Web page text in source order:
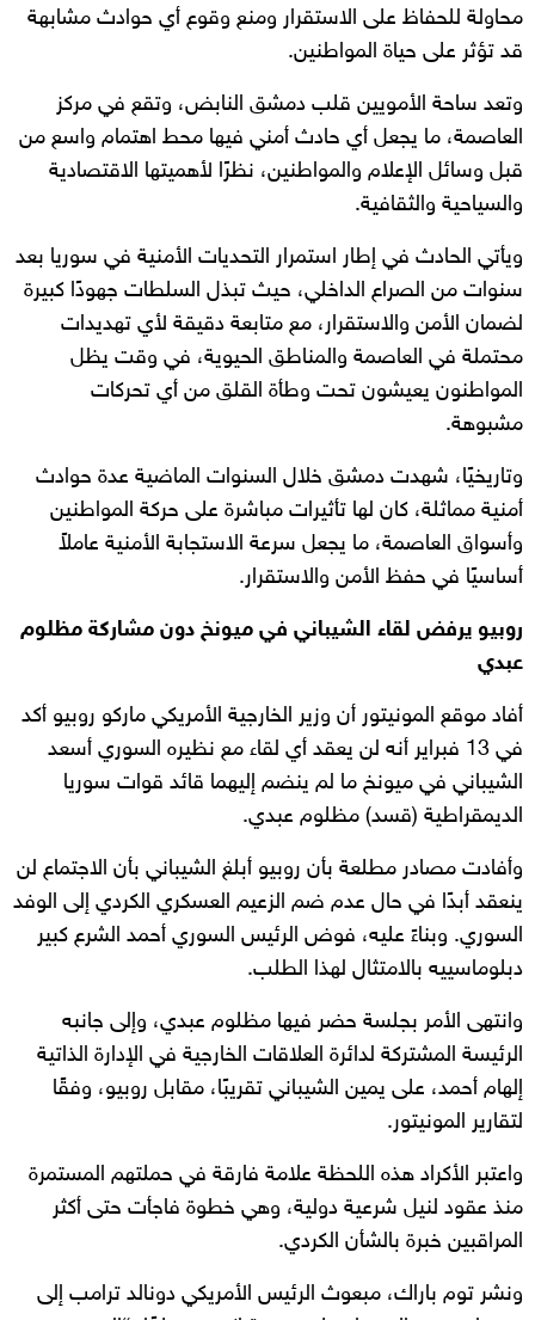
محاولة للحفاظ على الاستقرار ومنع وقوع أي حوادث مشابهة
قد تؤثر على حياة المواطنين.
وتعد ساحة الأمويين قلب دمشق النابض، وتقع في مركز
العاصمة، ما يجعل أي حادث أمني فيها محط اهتمام واسع من
قبل وسائل الإعلام والمواطنين، نظرًا لأهميتها الاقتصادية
والسياحية والثقافية.
ويأتي الحادث في إطار استمرار التحديات الأمنية في سوريا بعد
سنوات من الصراع الداخلي، حيث تبذل السلطات جهودًا كبيرة
لضمان الأمن والاستقرار، مع متابعة دقيقة لأي تهديدات
محتملة في العاصمة والمناطق الحيوية، في وقت يظل
المواطنون يعيشون تحت وطأة القلق من أي تحركات
مشبوهة.
وتاريخيًا، شهدت دمشق خلال السنوات الماضية عدة حوادث
أمنية مماثلة، كان لها تأثيرات مباشرة على حركة المواطنين
وأسواق العاصمة، ما يجعل سرعة الاستجابة الأمنية عاملاً
أساسيًا في حفظ الأمن والاستقرار.
روبيو يرفض لقاء الشيباني في ميونخ دون مشاركة مظلوم
عبدي
أفاد موقع المونيتور أن وزير الخارجية الأمريكي ماركو روبيو أكد
في 13 فبراير أنه لن يعقد أي لقاء مع نظيره السوري أسعد
الشيباني في ميونخ ما لم ينضم إليهما قائد قوات سوريا
الديمقراطية (قسد) مظلوم عبدي.
وأفادت مصادر مطلعة بأن روبيو أبلغ الشيباني بأن الاجتماع لن
ينعقد أبدًا في حال عدم ضم الزعيم العسكري الكردي إلى الوفد
السوري. وبناءً عليه، فوض الرئيس السوري أحمد الشرع كبير
دبلوماسييه بالامتثال لهذا الطلب.
وانتهى الأمر بجلسة حضر فيها مظلوم عبدي، وإلى جانبه
الرئيسة المشتركة لدائرة العلاقات الخارجية في الإدارة الذاتية
إلهام أحمد، على يمين الشيباني تقريبًا، مقابل روبيو، وفقًا
لتقارير المونيتور.
واعتبر الأكراد هذه اللحظة علامة فارقة في حملتهم المستمرة
منذ عقود لنيل شرعية دولية، وهي خطوة فاجأت حتى أكثر
المراقبين خبرة بالشأن الكردي.
ونشر توم باراك، مبعوث الرئيس الأمريكي دونالد ترامب إلى